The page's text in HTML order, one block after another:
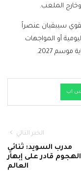
وخارج الملعب.
سيبقيان عنصراً
أو المواجهات
2027.
اب
الخبر التالي
مدرب السويد: ثنائي
الهجوم قادر على إبهار
العالم